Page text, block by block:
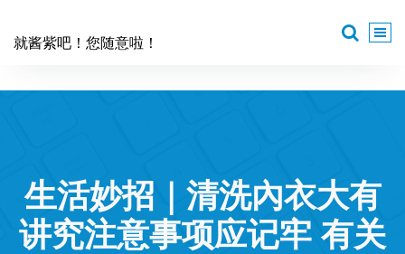
就酱紫吧！您随意啦！
生活妙招｜清洗內衣大有
讲究注意事项应记牢 有关